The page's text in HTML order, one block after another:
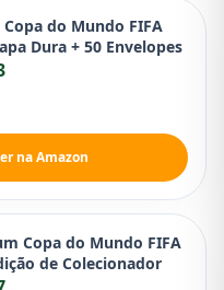
do Mundo FIFA
Dura + 50 Envelopes
na Amazon
Copa do Mundo FIFA
de Colecionador